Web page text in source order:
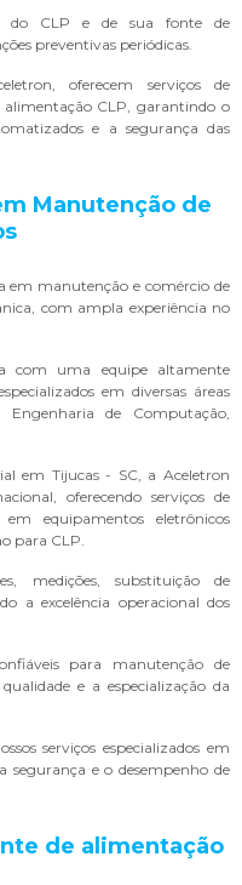
do CLP e de sua fonte de
preventivas periódicas.
oferecem serviços de
alimentação CLP, garantindo o
e a segurança das
Manutenção de
em manutenção e comércio de
com ampla experiência no
com uma equipe altamente
em diversas áreas
de Computação,
em Tijucas - SC, a Aceletron
oferecendo serviços de
equipamentos eletrônicos
para CLP.
medições, substituição de
a excelência operacional dos
para manutenção de
e a especialização da
serviços especializados em
segurança e o desempenho de
de alimentação